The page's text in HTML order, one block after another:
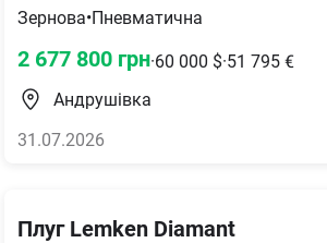
Зернова•Пневматична
2 677 800 грн·60 000 $·51 795 €
Андрушівка
31.07.2026
Плуг Lemken Diamant